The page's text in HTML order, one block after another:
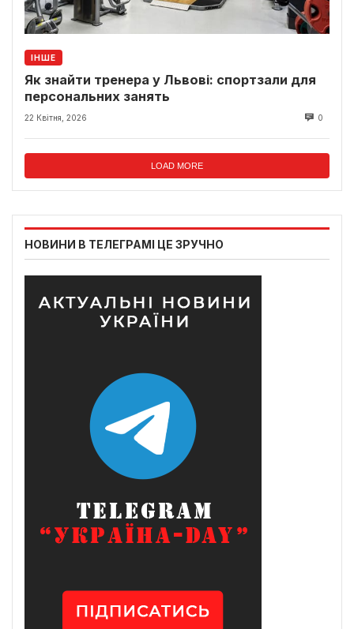
ІНШЕ
Як знайти тренера у Львові: спортзали для
персональних занять
22 Квітня, 2026 0
LOAD MORE
НОВИНИ В ТЕЛЕГРАМІ ЦЕ ЗРУЧНО